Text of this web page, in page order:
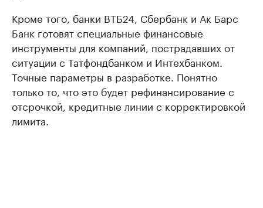
Кроме того, банки ВТБ24, Сбербанк и Ак Барс
Банк готовят специальные финансовые
инструменты для компаний, пострадавших от
ситуации с Татфондбанком и Интехбанком.
Точные параметры в разработке. Понятно
только то, что это будет рефинансирование с
отсрочкой, кредитные линии с корректировкой
лимита.